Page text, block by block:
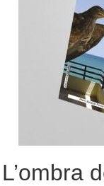
L’ombra